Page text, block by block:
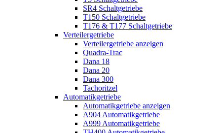
SR4 Schaltgetriebe
T150 Schaltgetriebe
T176 & T177 Schaltgetriebe
Verteilergetriebe
Verteilergetriebe anzeigen
Quadra-Trac
Dana 18
Dana 20
Dana 300
Tachoritzel
Automatikgetriebe
Automatikgetriebe anzeigen
A904 Automatikgetriebe
A999 Automatikgetriebe